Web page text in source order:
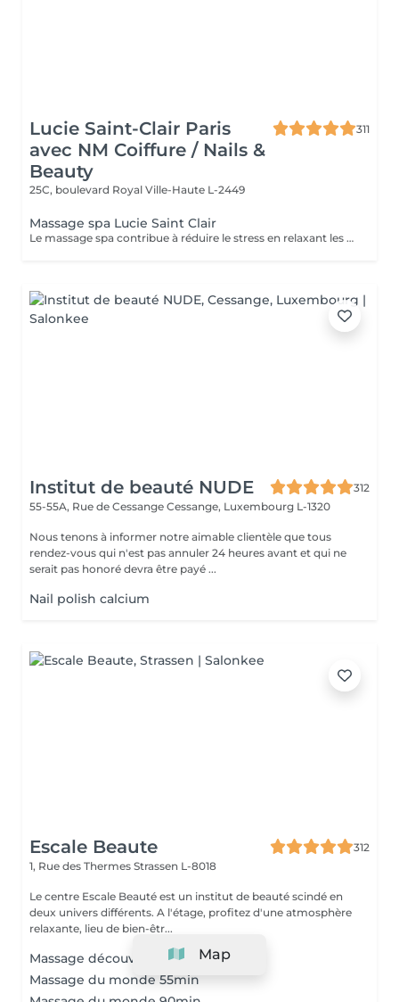
Lucie Saint-Clair Paris
avec NM Coiffure / Nails &
Beauty
311
25C, boulevard Royal Ville-Haute L-2449
Massage spa Lucie Saint Clair
Le massage spa contribue à réduire le stress en relaxant les muscles et en libérant vos endorphines .
Institut de beauté NUDE
312
55-55A, Rue de Cessange Cessange, Luxembourg L-1320
Nous tenons à informer notre aimable clientèle que tous
rendez-vous qui n'est pas annuler 24 heures avant et qui ne
serait pas honoré devra être payé ...
Nail polish calcium
Escale Beaute
312
1, Rue des Thermes Strassen L-8018
Le centre Escale Beauté est un institut de beauté scindé en
deux univers différents. A l'étage, profitez d'une atmosphère
relaxante, lieu de bien-êtr...
Massage découverte 30min
Massage du monde 55min
Map